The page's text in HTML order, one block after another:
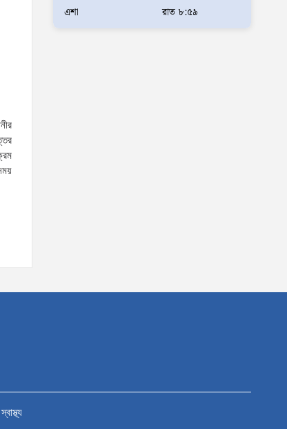
খুনের মামলায় গ্রেপ্তার তার স্বামী
ট্যাবলেট , নগদ টাকা সহ জন মাদক
সংসদ সদস্য এস এম জাহাঙ্গীর
এশা রাত ৮:৫৯
স্বাস্থ্য